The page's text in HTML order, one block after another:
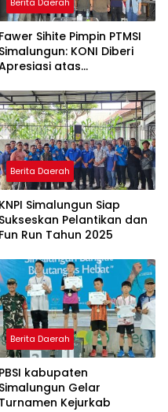
Fawer Sihite Pimpin PTMSI
Simalungun: KONI Diberi
atas
Berita Daerah
KNPI Simalungun Siap
Sukseskan Pelantikan dan
Fun Run Tahun 2025
Berita Daerah
PBSI kabupaten
Simalungun Gelar
Turnamen Kejurkab